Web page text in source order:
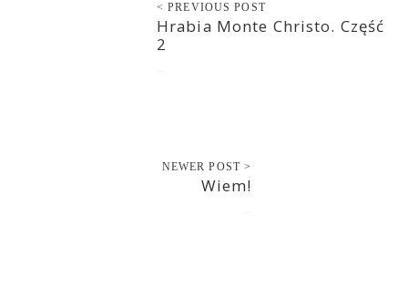
< PREVIOUS POST
Hrabia Monte Christo. Część
2
NEWER POST >
Wiem!